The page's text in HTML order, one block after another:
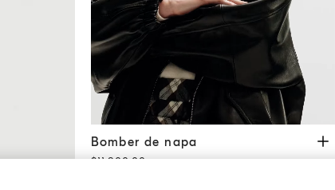
Bomber de napa Negro
Bomber de napa
$11,800.00